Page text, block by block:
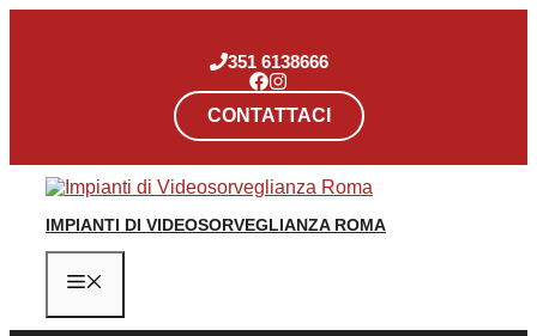
351 6138666
CONTATTACI
IMPIANTI DI VIDEOSORVEGLIANZA ROMA